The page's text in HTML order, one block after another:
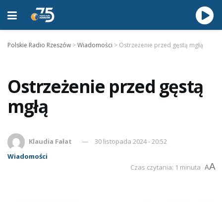
Polskie Radio Rzeszów >Wiadomości > Ostrzeżenie przed gęstą mgłą
Ostrzeżenie przed gęstą
mgłą
Klaudia Fałat
30 listopada 2024 - 20:52
Wiadomości
Czas czytania: 1 minuta AA